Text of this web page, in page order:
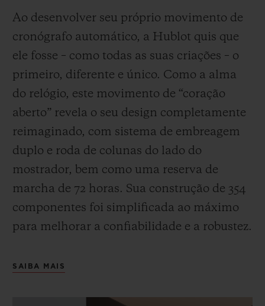
Ao desenvolver seu próprio movimento de
cronógrafo automático, a Hublot quis que
ele fosse – como todas as suas criações – o
primeiro, diferente e único. Como a alma
do relógio, este movimento de “coração
aberto” revela o seu design completamente
reimaginado, com sistema de embreagem
duplo e roda de colunas do lado do
mostrador, bem como uma reserva de
marcha de 72 horas. Sua construção de 354
componentes foi simplificada ao máximo
para melhorar a confiabilidade e a robustez.
SAIBA MAIS